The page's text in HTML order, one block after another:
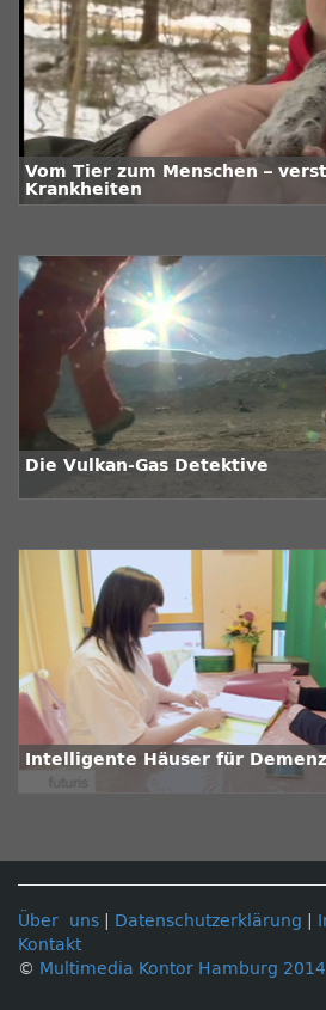
Vom Tier zum Menschen –
Krankheiten
Die Vulkan-Gas Detektive
Intelligente Häuser für
Über uns Datenschutzerklärung
Kontakt
© Multimedia Kontor Hamburg 2014